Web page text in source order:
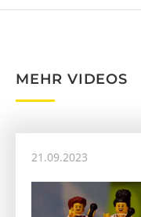
MEHR VIDEOS
21.09.2023